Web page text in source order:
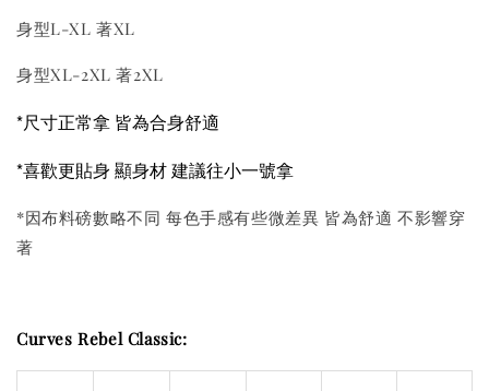
身型L-XL 著XL
身型XL-2XL 著2XL
*尺寸正常拿 皆為合身舒適
*喜歡更貼身 顯身材 建議往小一號拿
*因布料磅數略不同 每色手感有些微差異 皆為舒適 不影響穿
著
Curves Rebel Classic: